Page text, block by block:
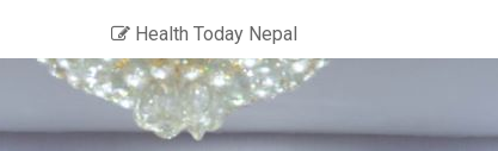
Health Today Nepal